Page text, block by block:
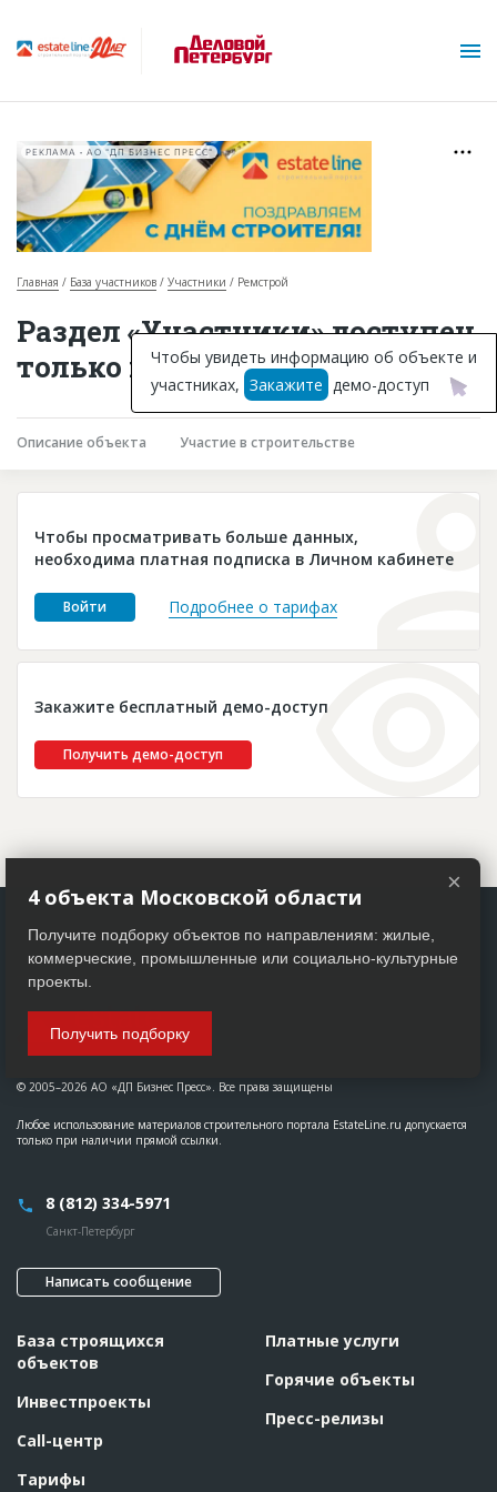
Горячие объекты
База строящихся объектов
Инвестпроекты
Глоссарий
Платные услуги
Пресс-релизы
РЕКЛАМА • АО "ДП БИЗНЕС ПРЕСС"
Главная База участников Участники Ремстрой
Раздел «Участники» доступен
только подписчикам
Описание объекта Участие в строительстве
Чтобы просматривать больше данных,
необходима платная подписка в Личном кабинете
Войти Подробнее о тарифах
Закажите бесплатный демо-доступ
Получить демо-доступ
Чтобы увидеть информацию об объекте и
участниках, Закажите демо-доступ
© 2005–2026 АО «ДП Бизнес Пресс». Все права защищены
Любое использование материалов строительного портала EstateLine.ru допускается
только при наличии прямой ссылки.
8 (812) 334-5971
Санкт-Петербург
Написать сообщение
База строящихся
объектов
Инвестпроекты
Call-центр
Тарифы
Платные услуги
Горячие объекты
Пресс-релизы
×
4 объекта Московской области
Получите подборку объектов по направлениям: жилые,
коммерческие, промышленные или социально-культурные
проекты.
Получить подборку